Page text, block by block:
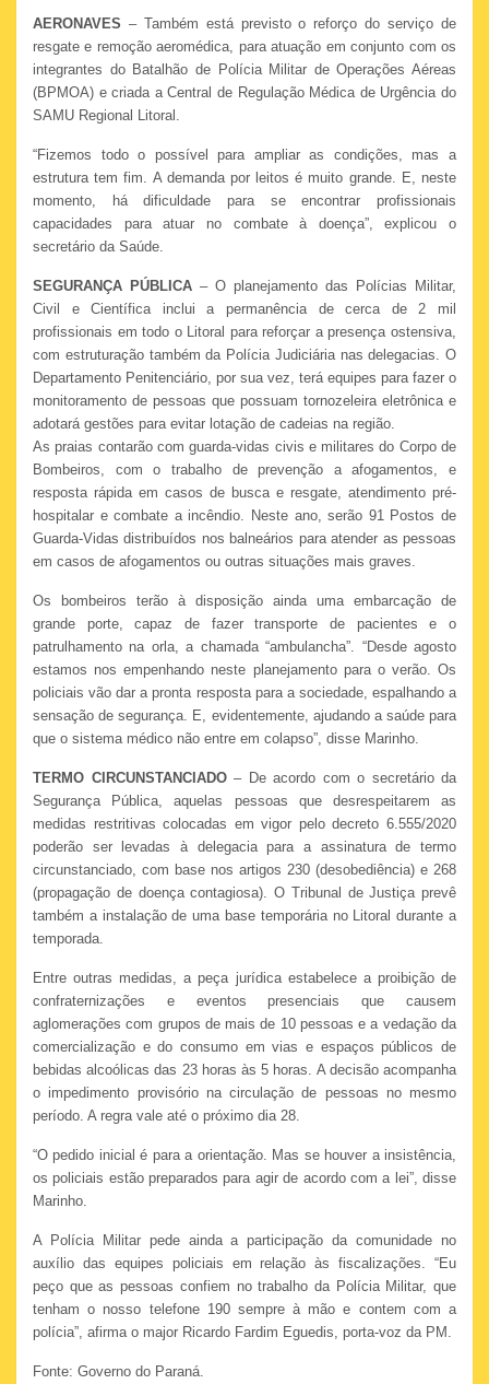
AERONAVES – Também está previsto o reforço do serviço de
resgate e remoção aeromédica, para atuação em conjunto com os
integrantes do Batalhão de Polícia Militar de Operações Aéreas
(BPMOA) e criada a Central de Regulação Médica de Urgência do
SAMU Regional Litoral.
“Fizemos todo o possível para ampliar as condições, mas a
estrutura tem fim. A demanda por leitos é muito grande. E, neste
momento, há dificuldade para se encontrar profissionais
capacidades para atuar no combate à doença”, explicou o
secretário da Saúde.
SEGURANÇA PÚBLICA – O planejamento das Polícias Militar,
Civil e Científica inclui a permanência de cerca de 2 mil
profissionais em todo o Litoral para reforçar a presença ostensiva,
com estruturação também da Polícia Judiciária nas delegacias. O
Departamento Penitenciário, por sua vez, terá equipes para fazer o
monitoramento de pessoas que possuam tornozeleira eletrônica e
adotará gestões para evitar lotação de cadeias na região.
As praias contarão com guarda-vidas civis e militares do Corpo de
Bombeiros, com o trabalho de prevenção a afogamentos, e
resposta rápida em casos de busca e resgate, atendimento pré-
hospitalar e combate a incêndio. Neste ano, serão 91 Postos de
Guarda-Vidas distribuídos nos balneários para atender as pessoas
em casos de afogamentos ou outras situações mais graves.
Os bombeiros terão à disposição ainda uma embarcação de
grande porte, capaz de fazer transporte de pacientes e o
patrulhamento na orla, a chamada “ambulancha”. “Desde agosto
estamos nos empenhando neste planejamento para o verão. Os
policiais vão dar a pronta resposta para a sociedade, espalhando a
sensação de segurança. E, evidentemente, ajudando a saúde para
que o sistema médico não entre em colapso”, disse Marinho.
TERMO CIRCUNSTANCIADO– De acordo com o secretário da
Segurança Pública, aquelas pessoas que desrespeitarem as
medidas restritivas colocadas em vigor pelo decreto 6.555/2020
poderão ser levadas à delegacia para a assinatura de termo
circunstanciado, com base nos artigos 230 (desobediência) e 268
(propagação de doença contagiosa). O Tribunal de Justiça prevê
também a instalação de uma base temporária no Litoral durante a
temporada.
Entre outras medidas, a peça jurídica estabelece a proibição de
confraternizações e eventos presenciais que causem
aglomerações com grupos de mais de 10 pessoas e a vedação da
comercialização e do consumo em vias e espaços públicos de
bebidas alcoólicas das 23 horas às 5 horas. A decisão acompanha
o impedimento provisório na circulação de pessoas no mesmo
período. A regra vale até o próximo dia 28.
“O pedido inicial é para a orientação. Mas se houver a insistência,
os policiais estão preparados para agir de acordo com a lei”, disse
Marinho.
A Polícia Militar pede ainda a participação da comunidade no
auxílio das equipes policiais em relação às fiscalizações. “Eu
peço que as pessoas confiem no trabalho da Polícia Militar, que
tenham o nosso telefone 190 sempre à mão e contem com a
polícia”, afirma o major Ricardo Fardim Eguedis, porta-voz da PM.
Fonte: Governo do Paraná.